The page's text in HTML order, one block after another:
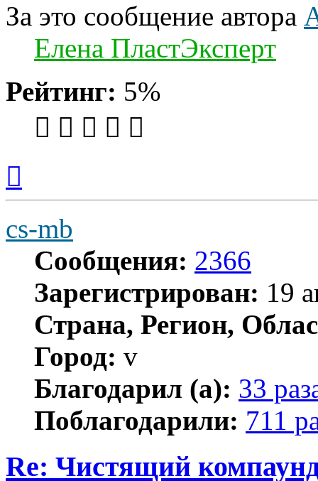
За это сообщение автора
Елена ПластЭксперт
Рейтинг: 5%
началу
cs-mb
Сообщения: 2366
Зарегистрирован: 19
Страна, Регион,
Город: v
Благодарил (а): 33
Поблагодарили: 711
Re: Чистящий